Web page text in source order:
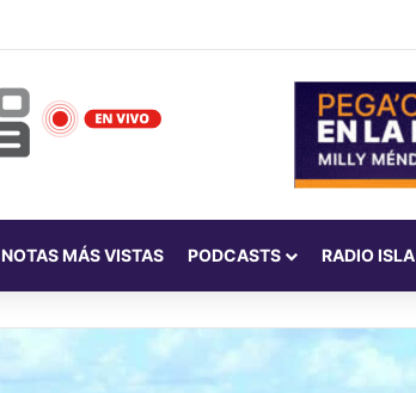
NOTAS MÁS VISTAS PODCASTS RADIO ISLA